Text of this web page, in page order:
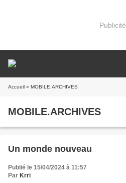
Publicité
Accueil » MOBILE.ARCHIVES
MOBILE.ARCHIVES
Un monde nouveau
Publié le 15/04/2024 à 11:57
Par Krri